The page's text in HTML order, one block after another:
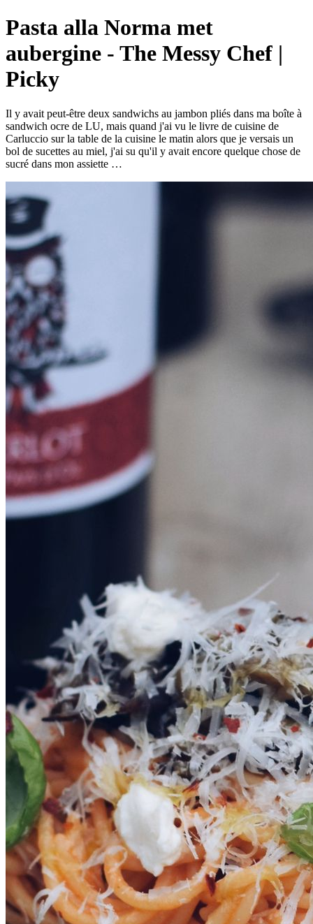
Pasta alla Norma met
aubergine - The Messy Chef |
Picky
Il y avait peut-être deux sandwichs au jambon pliés dans ma boîte à
sandwich ocre de LU, mais quand j'ai vu le livre de cuisine de
Carluccio sur la table de la cuisine le matin alors que je versais un
bol de sucettes au miel, j'ai su qu'il y avait encore quelque chose de
sucré dans mon assiette …